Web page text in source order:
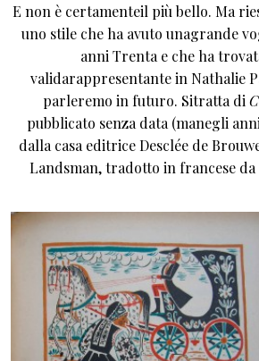
E non è certamenteil più bello. Ma
uno stile che ha avuto unagrande
anni Trenta e che ha
validarappresentante in Nathalie
parleremo in futuro. Sitratta di
pubblicato senza data (manegli
dalla casa editrice Desclée de
Landsman, tradotto in francese da